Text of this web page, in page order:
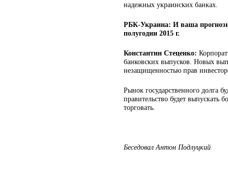
надежных украинских банках.
РБК-Украина: И ваша
полугодии 2015 г.
Константин Стеценко:
банковских выпусков. Новых
незащищенностью прав
Рынок государственного долга
правительство будет выпускать
торговать.
Беседовал Антон Подлуцкий